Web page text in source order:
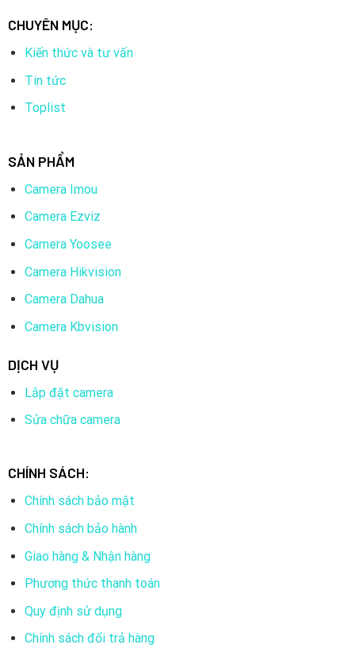
CHUYÊN MỤC:
Kiến thức và tư vấn
Tin tức
Toplist
SẢN PHẨM
Camera Imou
Camera Ezviz
Camera Yoosee
Camera Hikvision
Camera Dahua
Camera Kbvision
DỊCH VỤ
Lắp đặt camera
Sửa chữa camera
CHÍNH SÁCH:
Chính sách bảo mật
Chính sách bảo hành
Giao hàng & Nhận hàng
Phương thức thanh toán
Quy định sử dụng
Chính sách đổi trả hàng